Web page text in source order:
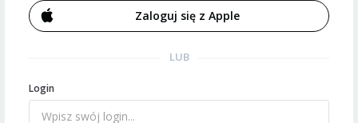
Zaloguj się z Apple
LUB
Login